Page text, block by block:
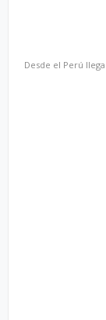
Desde el Perú